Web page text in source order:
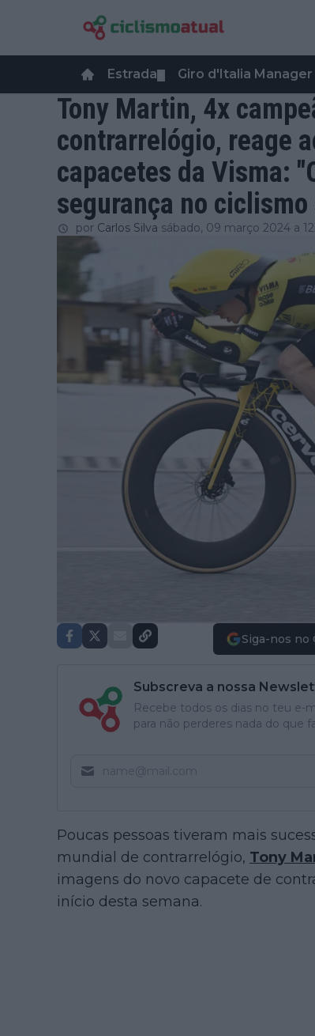
Estrada Giro d'Italia Manager
Tony Martin, 4x
contrarrelógio, reage
capacetes da Visma:
segurança no
por Carlos Silva sábado, 09 março 2024 a
Siga-nos no
Subscreva a nossa
Recebe todos os dias no teu e-
para não perderes nada do que
Poucas pessoas tiveram mais
mundial de contrarrelógio, Tony
imagens do novo capacete de
início desta semana.